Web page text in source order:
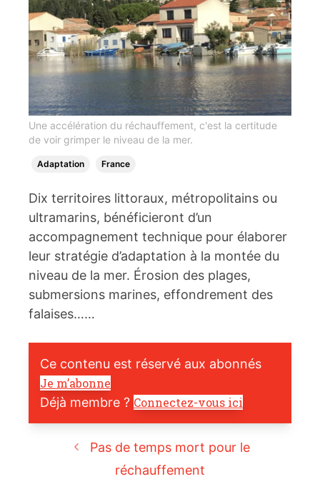
Une accélération du réchauffement, c'est la certitude
de voir grimper le niveau de la mer.
Adaptation France
Dix territoires littoraux, métropolitains ou
ultramarins, bénéficieront d’un
accompagnement technique pour élaborer
leur stratégie d’adaptation à la montée du
niveau de la mer. Érosion des plages,
submersions marines, effondrement des
falaises……
Ce contenu est réservé aux abonnés
Je m’abonne
Déjà membre ? Connectez-vous ici
Pas de temps mort pour le
réchauffement